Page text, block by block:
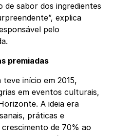
sabor dos ingredientes
explica
pelo
premiadas
início em 2015,
em eventos culturais,
A ideia era
práticas e
de 70% ao